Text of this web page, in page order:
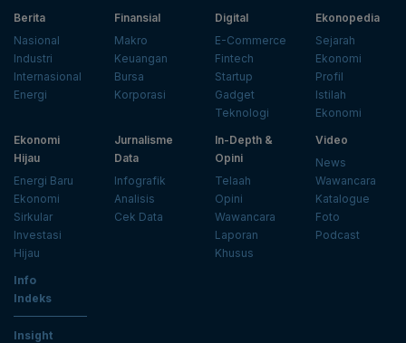
Berita
Nasional
Industri
Internasional
Energi
Finansial
Makro
Keuangan
Bursa
Korporasi
Digital
E-Commerce
Fintech
Startup
Gadget
Teknologi
Ekonopedia
Sejarah
Ekonomi
Profil
Istilah
Ekonomi
Ekonomi
Hijau
Energi Baru
Ekonomi
Sirkular
Investasi
Hijau
Jurnalisme
Data
Infografik
Analisis
Cek Data
In-Depth &
Opini
Telaah
Opini
Wawancara
Laporan
Khusus
Video
News
Wawancara
Katalogue
Foto
Podcast
Info
Indeks
Insight